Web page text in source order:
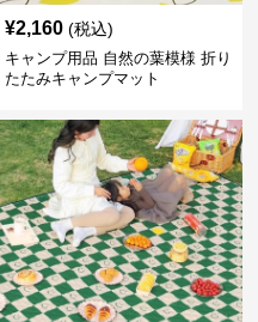
¥2,160 (税込)
キャンプ用品 自然の葉模様 折り
たたみキャンプマット